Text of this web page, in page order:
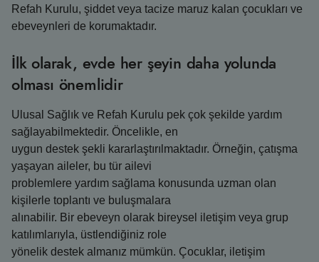
Refah Kurulu, şiddet veya tacize maruz kalan çocukları ve
ebeveynleri de korumaktadır.
İlk olarak, evde her şeyin daha yolunda
olması önemlidir
Ulusal Sağlık ve Refah Kurulu pek çok şekilde yardım
sağlayabilmektedir. Öncelikle, en
uygun destek şekli kararlaştırılmaktadır. Örneğin, çatışma
yaşayan aileler, bu tür ailevi
problemlere yardım sağlama konusunda uzman olan
kişilerle toplantı ve buluşmalara
alınabilir. Bir ebeveyn olarak bireysel iletişim veya grup
katılımlarıyla, üstlendiğiniz role
yönelik destek almanız mümkün. Çocuklar, iletişim